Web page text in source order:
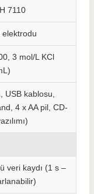
7110
3 mol/L KCl
USB kablosu,
4 x AA pil, CD-
veri kaydı (1 s –